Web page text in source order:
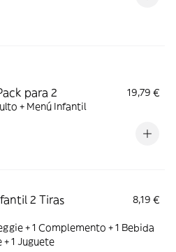
para 2
19,79 €
+ Menú Infantil
2 Tiras
8,19 €
+ 1 Complemento + 1 Bebida
+ 1 Juguete